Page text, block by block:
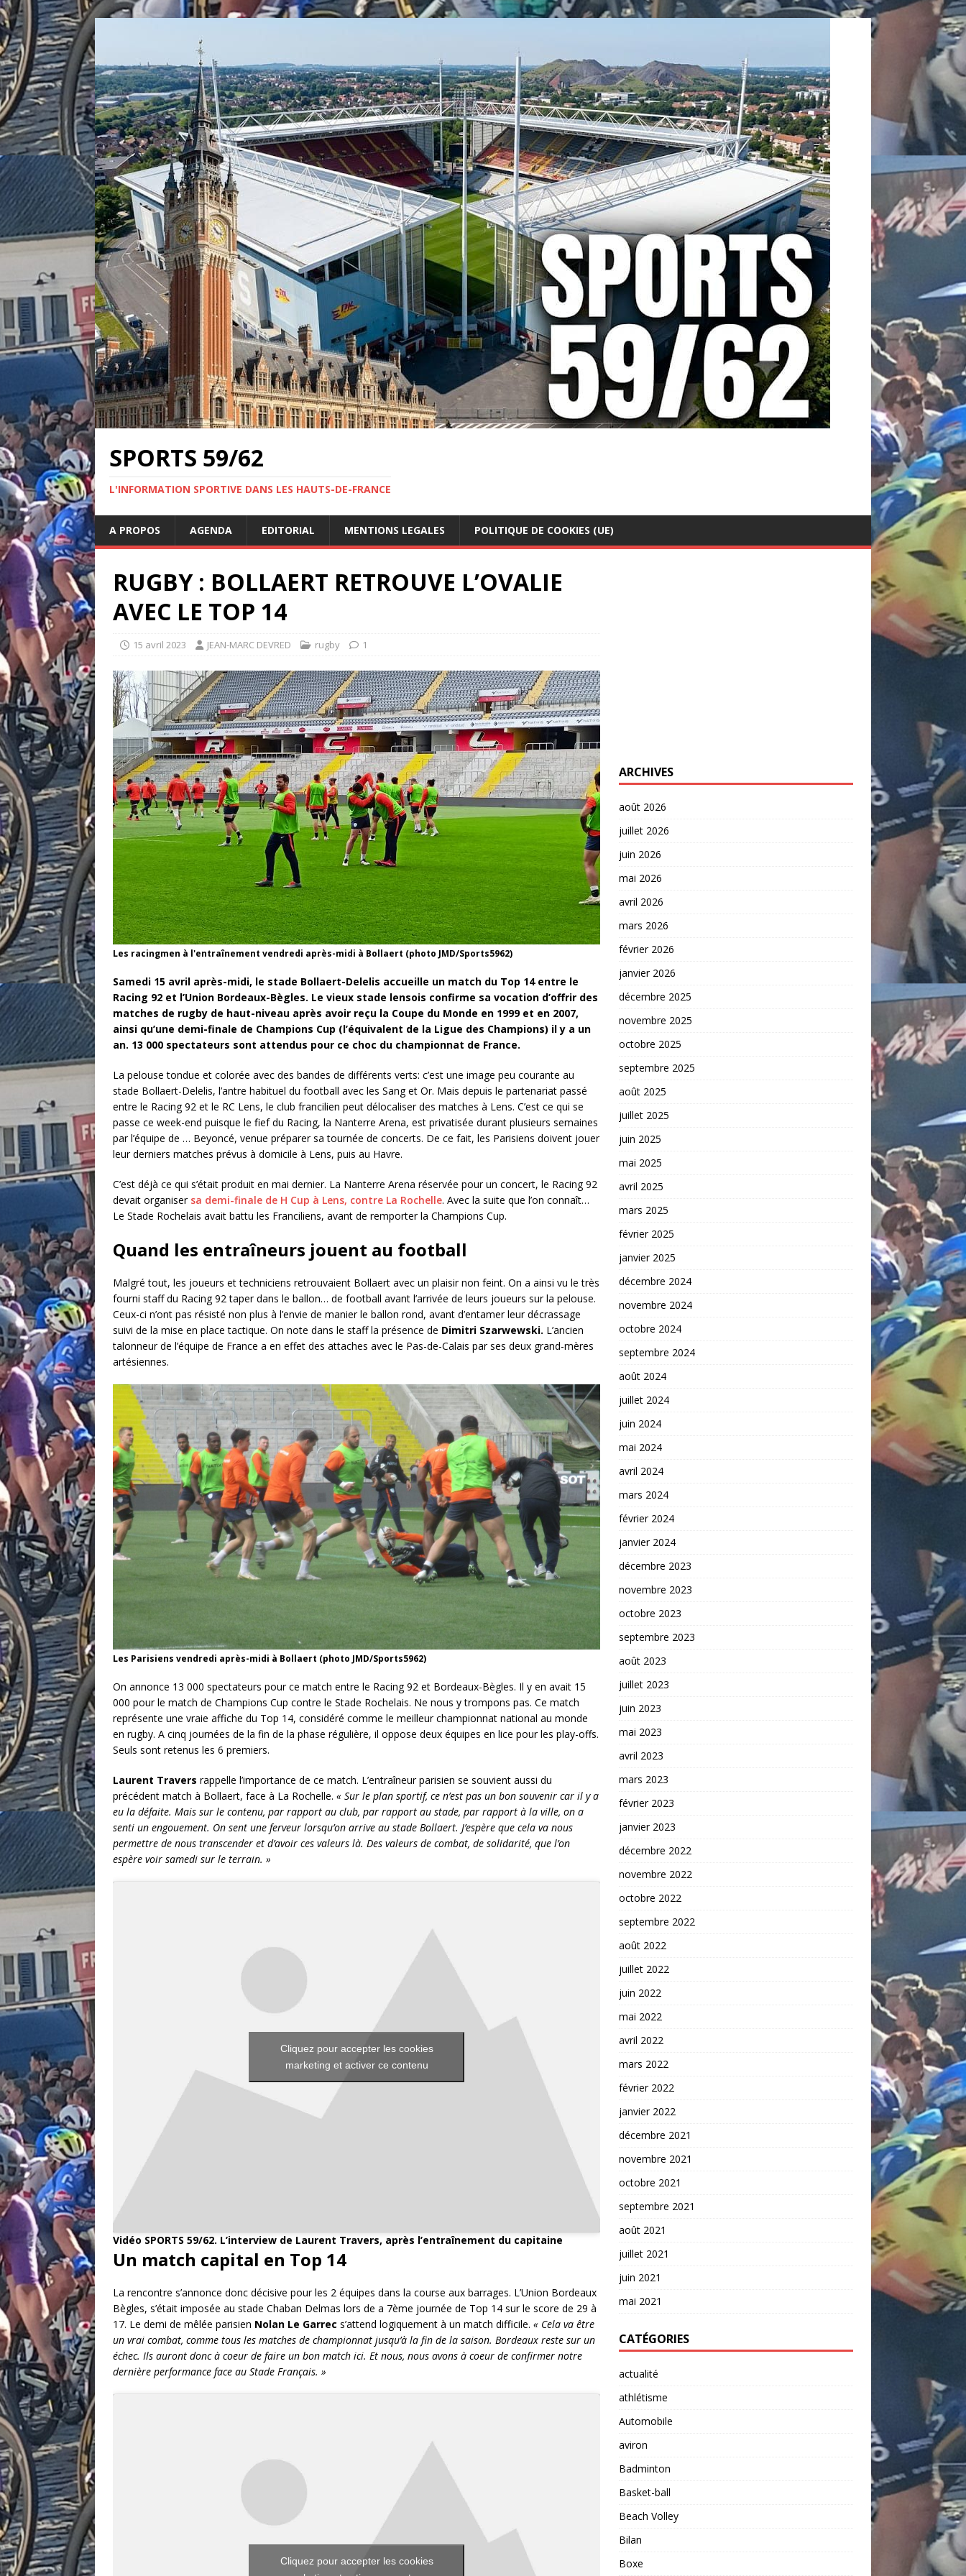
SPORTS 59/62
L'INFORMATION SPORTIVE DANS LES HAUTS-DE-FRANCE
A PROPOS AGENDA EDITORIAL MENTIONS LEGALES POLITIQUE DE COOKIES (UE)
RUGBY : BOLLAERT RETROUVE L’OVALIE
AVEC LE TOP 14
15 avril 2023 JEAN-MARC DEVRED rugby 1
Les racingmen à l'entraînement vendredi après-midi à Bollaert (photo JMD/Sports5962)
Samedi 15 avril après-midi, le stade Bollaert-Delelis accueille un match du Top 14 entre le
Racing 92 et l’Union Bordeaux-Bègles. Le vieux stade lensois confirme sa vocation d’offrir des
matches de rugby de haut-niveau après avoir reçu la Coupe du Monde en 1999 et en 2007,
ainsi qu’une demi-finale de Champions Cup (l’équivalent de la Ligue des Champions) il y a un
an. 13 000 spectateurs sont attendus pour ce choc du championnat de France.
La pelouse tondue et colorée avec des bandes de différents verts: c’est une image peu courante au
stade Bollaert-Delelis, l’antre habituel du football avec les Sang et Or. Mais depuis le partenariat passé
entre le Racing 92 et le RC Lens, le club francilien peut délocaliser des matches à Lens. C’est ce qui se
passe ce week-end puisque le fief du Racing, la Nanterre Arena, est privatisée durant plusieurs semaines
par l’équipe de … Beyoncé, venue préparer sa tournée de concerts. De ce fait, les Parisiens doivent jouer
leur derniers matches prévus à domicile à Lens, puis au Havre.
C’est déjà ce qui s’était produit en mai dernier. La Nanterre Arena réservée pour un concert, le Racing 92
devait organiser sa demi-finale de H Cup à Lens, contre La Rochelle. Avec la suite que l’on connaît…
Le Stade Rochelais avait battu les Franciliens, avant de remporter la Champions Cup.
Quand les entraîneurs jouent au football
Malgré tout, les joueurs et techniciens retrouvaient Bollaert avec un plaisir non feint. On a ainsi vu le très
fourni staff du Racing 92 taper dans le ballon… de football avant l’arrivée de leurs joueurs sur la pelouse.
Ceux-ci n’ont pas résisté non plus à l’envie de manier le ballon rond, avant d’entamer leur décrassage
suivi de la mise en place tactique. On note dans le staff la présence de Dimitri Szarwewski. L’ancien
talonneur de l’équipe de France a en effet des attaches avec le Pas-de-Calais par ses deux grand-mères
artésiennes.
Les Parisiens vendredi après-midi à Bollaert (photo JMD/Sports5962)
On annonce 13 000 spectateurs pour ce match entre le Racing 92 et Bordeaux-Bègles. Il y en avait 15
000 pour le match de Champions Cup contre le Stade Rochelais. Ne nous y trompons pas. Ce match
représente une vraie affiche du Top 14, considéré comme le meilleur championnat national au monde
en rugby. A cinq journées de la fin de la phase régulière, il oppose deux équipes en lice pour les play-offs.
Seuls sont retenus les 6 premiers.
Laurent Travers rappelle l’importance de ce match. L’entraîneur parisien se souvient aussi du
précédent match à Bollaert, face à La Rochelle. « Sur le plan sportif, ce n’est pas un bon souvenir car il y a
eu la défaite. Mais sur le contenu, par rapport au club, par rapport au stade, par rapport à la ville, on a
senti un engouement. On sent une ferveur lorsqu’on arrive au stade Bollaert. J’espère que cela va nous
permettre de nous transcender et d’avoir ces valeurs là. Des valeurs de combat, de solidarité, que l’on
espère voir samedi sur le terrain. »
Cliquez pour accepter les cookies
marketing et activer ce contenu
Vidéo SPORTS 59/62. L’interview de Laurent Travers, après l’entraînement du capitaine
Un match capital en Top 14
La rencontre s’annonce donc décisive pour les 2 équipes dans la course aux barrages. L’Union Bordeaux
Bègles, s’était imposée au stade Chaban Delmas lors de a 7ème journée de Top 14 sur le score de 29 à
17. Le demi de mêlée parisien Nolan Le Garrec s’attend logiquement à un match difficile. « Cela va être
un vrai combat, comme tous les matches de championnat jusqu’à la fin de la saison. Bordeaux reste sur un
échec. Ils auront donc à coeur de faire un bon match ici. Et nous, nous avons à coeur de confirmer notre
dernière performance face au Stade Français. »
Cliquez pour accepter les cookies
ARCHIVES
août 2026
juillet 2026
juin 2026
mai 2026
avril 2026
mars 2026
février 2026
janvier 2026
décembre 2025
novembre 2025
octobre 2025
septembre 2025
août 2025
juillet 2025
juin 2025
mai 2025
avril 2025
mars 2025
février 2025
janvier 2025
décembre 2024
novembre 2024
octobre 2024
septembre 2024
août 2024
juillet 2024
juin 2024
mai 2024
avril 2024
mars 2024
février 2024
janvier 2024
décembre 2023
novembre 2023
octobre 2023
septembre 2023
août 2023
juillet 2023
juin 2023
mai 2023
avril 2023
mars 2023
février 2023
janvier 2023
décembre 2022
novembre 2022
octobre 2022
septembre 2022
août 2022
juillet 2022
juin 2022
mai 2022
avril 2022
mars 2022
février 2022
janvier 2022
décembre 2021
novembre 2021
octobre 2021
septembre 2021
août 2021
juillet 2021
juin 2021
mai 2021
CATÉGORIES
actualité
athlétisme
Automobile
aviron
Badminton
Basket-ball
Beach Volley
Bilan
Boxe